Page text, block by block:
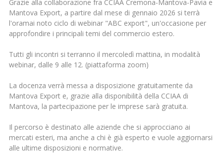
Grazie alla collaborazione fra CCIAA Cremona-Mantova-Pavia e
Mantova Export, a partire dal mese di gennaio 2026 si terrà
l'oramai noto ciclo di webinar "ABC export", un'occasione per
approfondire i principali temi del commercio estero.
Tutti gli incontri si terranno il mercoledì mattina, in modalità
webinar, dalle 9 alle 12. (piattaforma zoom)
La docenza verrà messa a disposizione gratuitamente da
Mantova Export e, grazie alla disponibilità della CCIAA di
Mantova, la partecipazione per le imprese sarà gratuita.
Il percorso è destinato alle aziende che si approcciano ai
mercati esteri, ma anche a chi è già esperto e vuole aggiornarsi
alle ultime disposizioni e normative.